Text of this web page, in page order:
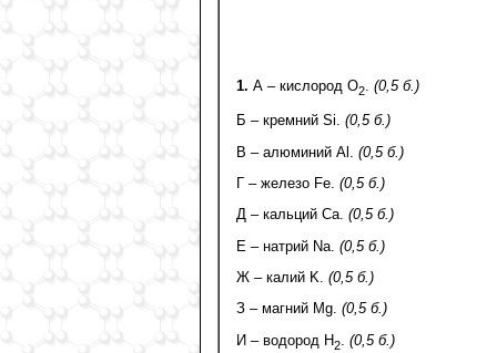
1. А – кислород O2. (0,5 б.)
Б – кремний Si. (0,5 б.)
В – алюминий Al. (0,5 б.)
Г – железо Fe. (0,5 б.)
Д – кальций Ca. (0,5 б.)
Е – натрий Na. (0,5 б.)
Ж – калий K. (0,5 б.)
З – магний Mg. (0,5 б.)
И – водород H2 (0,5 б.)